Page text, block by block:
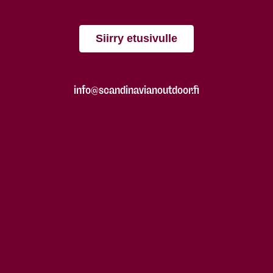
Siirry etusivulle
info@scandinavianoutdoor.fi